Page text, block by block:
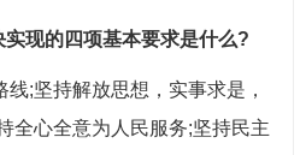
现的四项基本要求是什么?
;坚持解放思想，实事求是，
全心全意为人民服务;坚持民主